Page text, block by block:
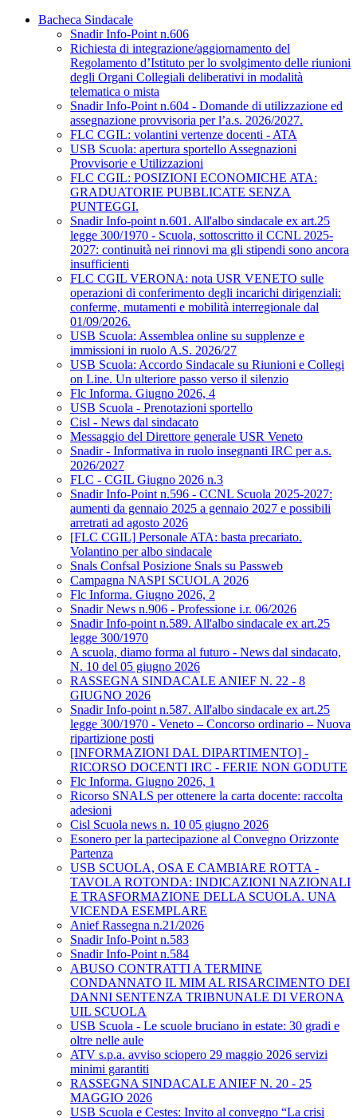
Bacheca Sindacale
Snadir Info-Point n.606
Richiesta di integrazione/aggiornamento del
Regolamento d’Istituto per lo svolgimento delle riunioni
degli Organi Collegiali deliberativi in modalità
telematica o mista
Snadir Info-Point n.604 - Domande di utilizzazione ed
assegnazione provvisoria per l’a.s. 2026/2027.
FLC CGIL: volantini vertenze docenti - ATA
USB Scuola: apertura sportello Assegnazioni
Provvisorie e Utilizzazioni
FLC CGIL: POSIZIONI ECONOMICHE ATA:
GRADUATORIE PUBBLICATE SENZA
PUNTEGGI.
Snadir Info-point n.601. All'albo sindacale ex art.25
legge 300/1970 - Scuola, sottoscritto il CCNL 2025-
2027: continuità nei rinnovi ma gli stipendi sono ancora
insufficienti
FLC CGIL VERONA: nota USR VENETO sulle
operazioni di conferimento degli incarichi dirigenziali:
conferme, mutamenti e mobilità interregionale dal
01/09/2026.
USB Scuola: Assemblea online su supplenze e
immissioni in ruolo A.S. 2026/27
USB Scuola: Accordo Sindacale su Riunioni e Collegi
on Line. Un ulteriore passo verso il silenzio
Flc Informa. Giugno 2026, 4
USB Scuola - Prenotazioni sportello
Cisl - News dal sindacato
Messaggio del Direttore generale USR Veneto
Snadir - Informativa in ruolo insegnanti IRC per a.s.
2026/2027
FLC - CGIL Giugno 2026 n.3
Snadir Info-Point n.596 - CCNL Scuola 2025-2027:
aumenti da gennaio 2025 a gennaio 2027 e possibili
arretrati ad agosto 2026
[FLC CGIL] Personale ATA: basta precariato.
Volantino per albo sindacale
Snals Confsal Posizione Snals su Passweb
Campagna NASPI SCUOLA 2026
Flc Informa. Giugno 2026, 2
Snadir News n.906 - Professione i.r. 06/2026
Snadir Info-point n.589. All'albo sindacale ex art.25
legge 300/1970
A scuola, diamo forma al futuro - News dal sindacato,
N. 10 del 05 giugno 2026
RASSEGNA SINDACALE ANIEF N. 22 - 8
GIUGNO 2026
Snadir Info-point n.587. All'albo sindacale ex art.25
legge 300/1970 - Veneto – Concorso ordinario – Nuova
ripartizione posti
[INFORMAZIONI DAL DIPARTIMENTO] -
RICORSO DOCENTI IRC - FERIE NON GODUTE
Flc Informa. Giugno 2026, 1
Ricorso SNALS per ottenere la carta docente: raccolta
adesioni
Cisl Scuola news n. 10 05 giugno 2026
Esonero per la partecipazione al Convegno Orizzonte
Partenza
USB SCUOLA, OSA E CAMBIARE ROTTA -
TAVOLA ROTONDA: INDICAZIONI NAZIONALI
E TRASFORMAZIONE DELLA SCUOLA. UNA
VICENDA ESEMPLARE
Anief Rassegna n.21/2026
Snadir Info-Point n.583
Snadir Info-Point n.584
ABUSO CONTRATTI A TERMINE
CONDANNATO IL MIM AL RISARCIMENTO DEI
DANNI SENTENZA TRIBNUNALE DI VERONA
UIL SCUOLA
USB Scuola - Le scuole bruciano in estate: 30 gradi e
oltre nelle aule
ATV s.p.a. avviso sciopero 29 maggio 2026 servizi
minimi garantiti
RASSEGNA SINDACALE ANIEF N. 20 - 25
MAGGIO 2026
USB Scuola e Cestes: Invito al convegno “La crisi